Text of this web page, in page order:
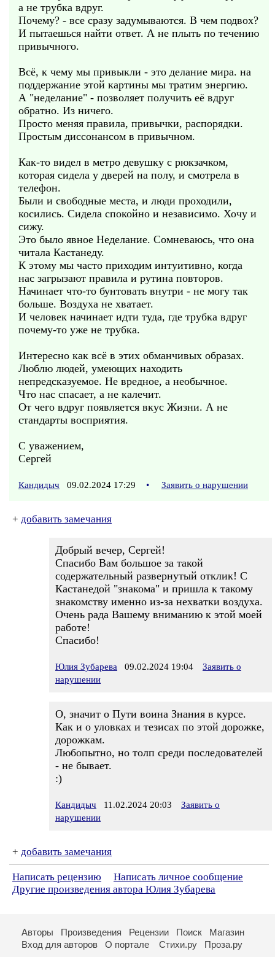
а не трубка вдруг.
Почему? - все сразу задумываются. В чем подвох?
И пытаешься найти ответ. А не плыть по течению
привычного.
Всё, к чему мы привыкли - это делание мира. на
поддержание этой картины мы тратим энергию.
А "неделание" - позволяет получить её вдруг
обратно. Из ничего.
Просто меняя правила, привычки, распорядки.
Простым диссонансом в привычном.
Как-то видел в метро девушку с рюкзачком,
которая сидела у дверей на полу, и смотрела в
телефон.
Были и свободные места, и люди проходили,
косились. Сидела спокойно и независимо. Хочу и
сижу.
Это было явное Неделание. Сомневаюсь, что она
читала Кастанеду.
К этому мы часто приходим интуитивно, когда
нас загрызают правила и рутина повторов.
Начинает что-то бунтовать внутри - не могу так
больше. Воздуха не хватает.
И человек начинает идти туда, где трубка вдруг
почему-то уже не трубка.
Интересно как всё в этих обманчивых образах.
Люблю людей, умеющих находить
непредсказуемое. Не вредное, а необычное.
Что нас спасает, а не калечит.
От чего вдруг появляется вкус Жизни. А не
стандарты восприятия.
С уважением,
Сергей
Кандидыч 09.02.2024 17:29 • Заявить о нарушении
+ добавить замечания
Добрый вечер, Сергей!
Спасибо Вам большое за такой
содержательный развернутый отклик! С
Кастанедой "знакома" и пришла к такому
знакомству именно из-за нехватки воздуха.
Очень рада Вашему вниманию к этой моей
работе!
Спасибо!
Юлия Зубарева 09.02.2024 19:04
Заявить о
нарушении
О, значит о Пути воина Знания в курсе.
Как и о уловках и тезисах по этой дорожке,
дорожкам.
Любопытно, но толп среди последователей
- не бывает.
:)
Кандидыч 11.02.2024 20:03
Заявить о
нарушении
+ добавить замечания
Написать рецензию
Написать личное сообщение
Другие произведения автора Юлия Зубарева
Авторы Произведения Рецензии Поиск
Магазин
Вход для авторов
О портале Стихи.ру Проза.ру